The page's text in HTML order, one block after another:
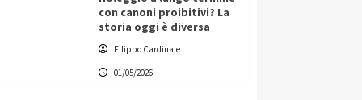
con canoni proibitivi? La
storia oggi è diversa
Filippo Cardinale
01/05/2026